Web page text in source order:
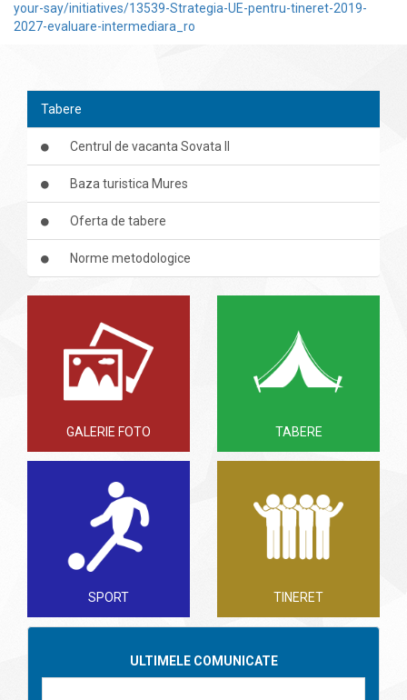
your-say/initiatives/13539-Strategia-UE-pentru-tineret-2019-
2027-evaluare-intermediara_ro
Tabere
Centrul de vacanta Sovata II
Baza turistica Mures
Oferta de tabere
Norme metodologice
GALERIE FOTO TABERE
SPORT TINERET
ULTIMELE COMUNICATE